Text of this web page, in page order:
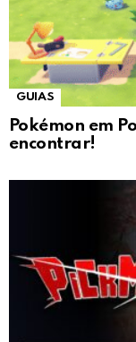
GUIAS
Pokémon em
encontrar!